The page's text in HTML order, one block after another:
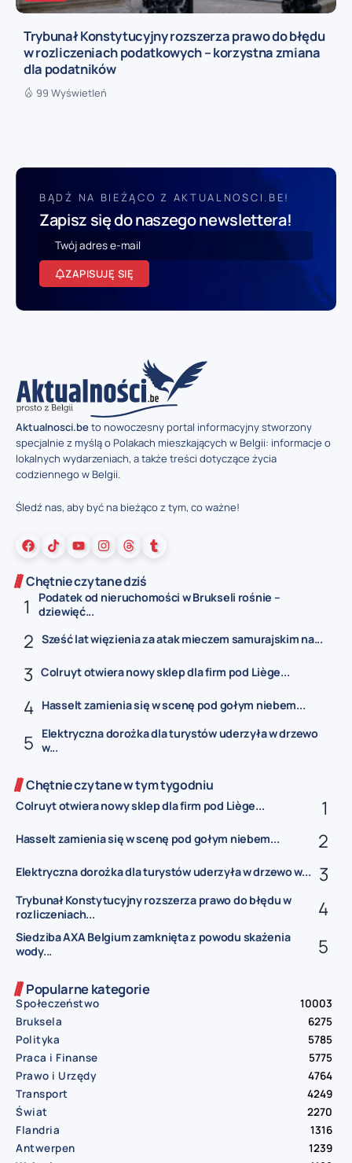
Trybunał Konstytucyjny rozszerza prawo do błędu
w rozliczeniach podatkowych – korzystna zmiana
dla podatników
99 Wyświetleń
BĄDŹ NA BIEŻĄCO Z AKTUALNOSCI.BE!
Zapisz się do naszego newslettera!
ZAPISUJĘ SIĘ
Aktualnosci.beto nowoczesny portal informacyjny stworzony
specjalnie z myślą o Polakach mieszkających w Belgii: informacje o
lokalnych wydarzeniach, a także treści dotyczące życia
codziennego w Belgii.
Śledź nas, aby być na bieżąco z tym, co ważne!
Chętnie czytane dziś
Podatek od nieruchomości w Brukseli rośnie –
dziewięć...
Sześć lat więzienia za atak mieczem samurajskim na...
Colruyt otwiera nowy sklep dla firm pod Liège...
Hasselt zamienia się w scenę pod gołym niebem...
Elektryczna dorożka dla turystów uderzyła w drzewo
w...
Chętnie czytane w tym tygodniu
Colruyt otwiera nowy sklep dla firm pod Liège...
Hasselt zamienia się w scenę pod gołym niebem...
Elektryczna dorożka dla turystów uderzyła w drzewo w...
Trybunał Konstytucyjny rozszerza prawo do błędu w
rozliczeniach...
Siedziba AXA Belgium zamknięta z powodu skażenia
wody...
Popularne kategorie
Społeczeństwo
10003
Bruksela
6275
Polityka
5785
Praca i Finanse
5775
Prawo i Urzędy
4764
Transport
4249
Świat
2270
Flandria
1316
Antwerpen
1239